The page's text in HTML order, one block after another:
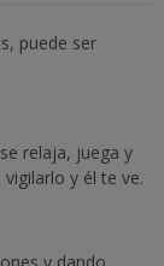
puede ser
relaja, juega y
y él te ve.